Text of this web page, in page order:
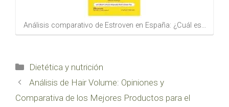
Análisis comparativo de Estroven en España: ¿Cuál es…
Categorías
Dietética y nutrición
Análisis de Hair Volume: Opiniones y
Comparativa de los Mejores Productos para el